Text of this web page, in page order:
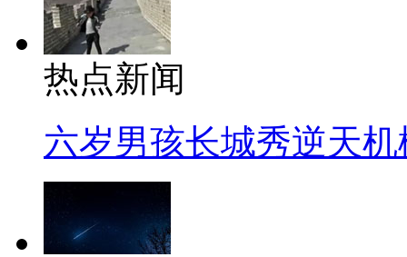
热点新闻
六岁男孩长城秀逆天机